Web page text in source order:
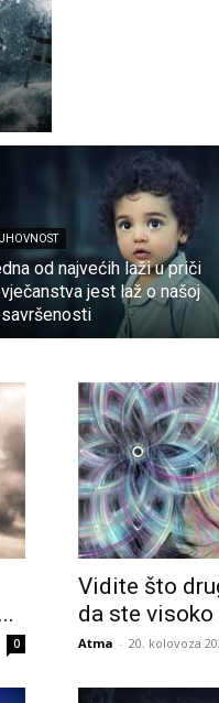
od najvećih laži u priči
jest laž o našoj
0
Vidite što
da ste
Atma - 20. kolovoza